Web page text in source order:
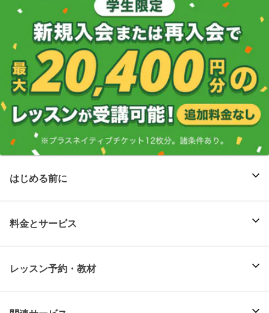
はじめる前に
料金とサービス
レッスン予約・教材